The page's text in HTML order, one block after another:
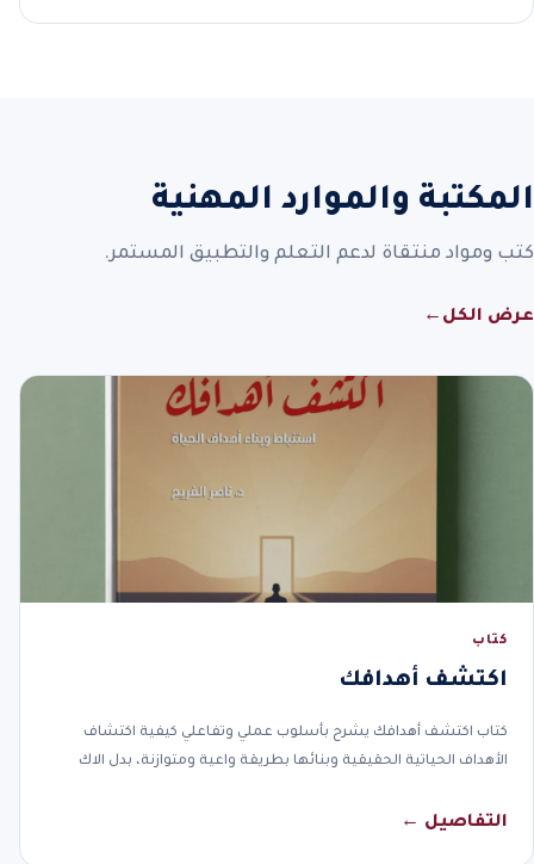
المكتبة والموارد المهنية
كتب ومواد منتقاة لدعم التعلم والتطبيق المستمر.
عرض الكل ←
كتاب
اكتشف أهدافك
كتاب اكتشف أهدافك يشرح بأسلوب عملي وتفاعلي كيفية اكتشاف
الأهداف الحياتية الحقيقية وبنائها بطريقة واعية ومتوازنة، بدل الاك
التفاصيل ←